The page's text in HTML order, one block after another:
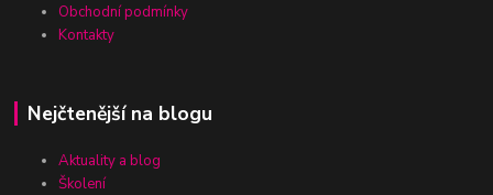
Obchodní podmínky
Kontakty
Nejčtenější na blogu
Aktuality a blog
Školení